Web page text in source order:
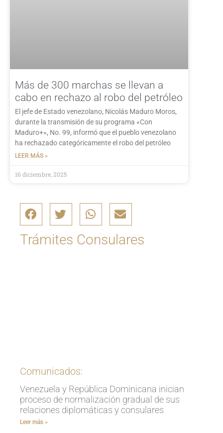
Más de 300 marchas se llevan a
cabo en rechazo al robo del petróleo
El jefe de Estado venezolano, Nicolás Maduro Moros,
durante la transmisión de su programa «Con
Maduro+», No. 99, informó que el pueblo venezolano
ha rechazado categóricamente el robo del petróleo
LEER MÁS »
16 diciembre, 2025
Trámites Consulares
Comunicados:
Venezuela y República Dominicana inician
proceso de normalización gradual de sus
relaciones diplomáticas y consulares
Leer más »